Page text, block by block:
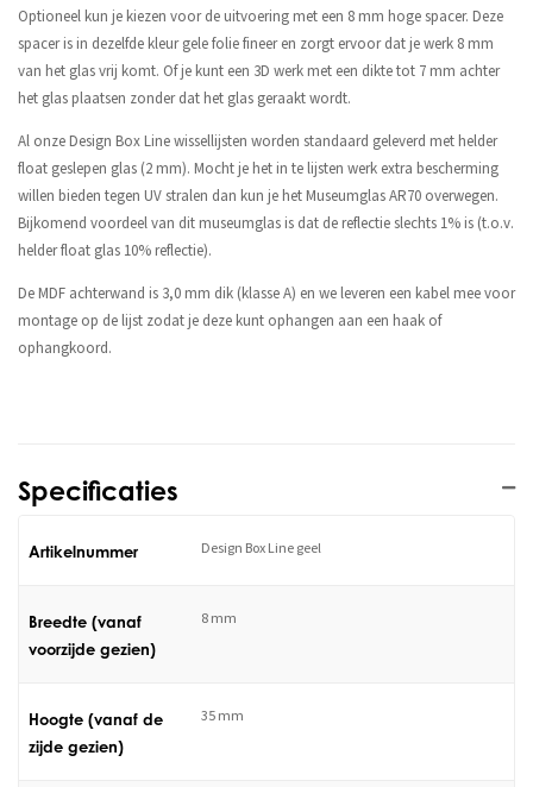
Optioneel kun je kiezen voor de uitvoering met een 8 mm hoge spacer. Deze
spacer is in dezelfde kleur gele folie fineer en zorgt ervoor dat je werk 8 mm
van het glas vrij komt. Of je kunt een 3D werk met een dikte tot 7 mm achter
het glas plaatsen zonder dat het glas geraakt wordt.
Al onze Design Box Line wissellijsten worden standaard geleverd met helder
float geslepen glas (2 mm). Mocht je het in te lijsten werk extra bescherming
willen bieden tegen UV stralen dan kun je het Museumglas AR70 overwegen.
Bijkomend voordeel van dit museumglas is dat de reflectie slechts 1% is (t.o.v.
helder float glas 10% reflectie).
De MDF achterwand is 3,0 mm dik (klasse A) en we leveren een kabel mee voor
montage op de lijst zodat je deze kunt ophangen aan een haak of
ophangkoord.
Specificaties
Artikelnummer Design Box Line geel
Breedte (vanaf
voorzijde gezien)
8 mm
Hoogte (vanaf de
zijde gezien)
35 mm